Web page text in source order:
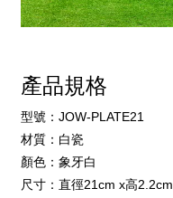
產品規格
型號： JOW-PLATE21
材質：白瓷
顏色：象牙白
尺寸：直徑21cm x高2.2cm